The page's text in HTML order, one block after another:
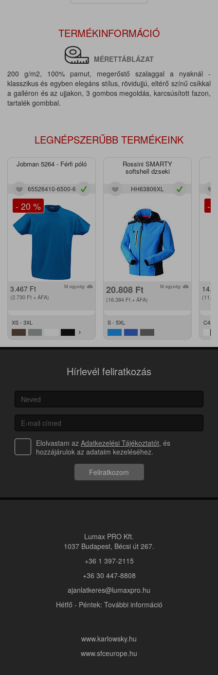
TERMÉKINFORMÁCIÓ
MÉRETTÁBLÁZAT
200 g/m2, 100% pamut, megerőstő szalaggal a nyaknál -
klasszikus és egyben elegáns stílus, rövidujjú, eltérő színű csíkkal
a galléron és az ujjakon, 3 gombos megoldás, karcsúsított fazon,
tartalék gombbal.
LEGNÉPSZERŰBB TERMÉKEINK
Jobman 5264 - Férfi póló
65526410-6500-6
- 20 %
3.467 Ft
(2.730 Ft + ÁFA)
M.egység: db
XS - 3XL
Rossini SMARTY
softshell dzseki
HH63806XL
20.808 Ft
(16.384 Ft + ÁFA)
M.egység: db
S - 5XL
-
C42 -
Hírlevél feliratkozás
Elolvastam az Adatkezelési Tájékoztatót, és
hozzájárulok az adataim kezeléséhez.
Feliratkozom
Lumax PRO Kft.
1037 Budapest, Bécsi út 267.
+36 1 397-2115
+36 30 447-8808
ajanlatkeres@lumaxpro.hu
Hétfő - Péntek: További információ
www.karlowsky.hu
www.sfceurope.hu